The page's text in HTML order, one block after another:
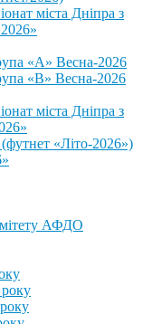
міста Дніпра з
«А» Весна-2026
«В» Весна-2026
міста Дніпра з
«Літо-2026»)
АФДО